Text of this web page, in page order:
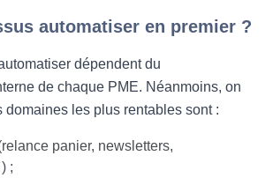
automatiser en premier ?
dépendent du
de chaque PME. Néanmoins, on
domaines les plus rentables sont :
panier, newsletters,
;